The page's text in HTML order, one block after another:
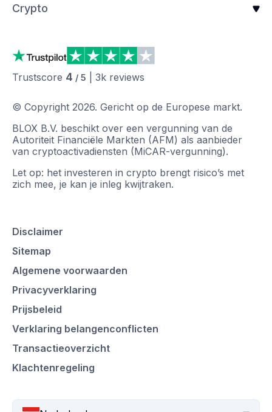
Crypto
Trustscore 4 / 5 3k reviews
© Copyright 2026. Gericht op de Europese markt.
BLOX B.V. beschikt over een vergunning van de
Autoriteit Financiële Markten (AFM) als aanbieder
van cryptoactivadiensten (MiCAR-vergunning).
Let op: het investeren in crypto brengt risico’s met
zich mee, je kan je inleg kwijtraken.
Disclaimer
Sitemap
Algemene voorwaarden
Privacyverklaring
Prijsbeleid
Verklaring belangenconflicten
Transactieoverzicht
Klachtenregeling